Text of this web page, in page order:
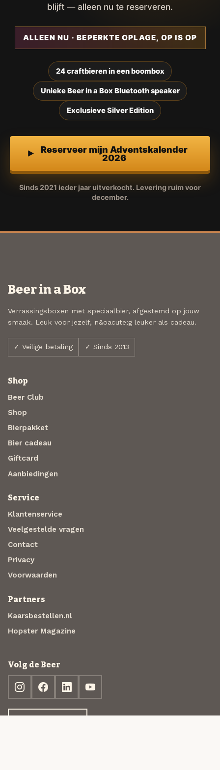
blijft — alleen nu te reserveren.
ALLEEN NU · BEPERKTE OPLAGE, OP IS OP
24 craftbieren in een boombox
Unieke Beer in a Box Bluetooth speaker
Exclusieve Silver Edition
Reserveer mijn Adventskalender
2026
Sinds 2021 ieder jaar uitverkocht. Levering ruim voor
december.
Beer in a Box
Verrassingsboxen met speciaalbier, afgestemd op jouw
smaak. Leuk voor jezelf, n&oacute;g leuker als cadeau.
✓ Veilige betaling ✓ Sinds 2013
Shop
Beer Club
Shop
Bierpakket
Bier cadeau
Giftcard
Aanbiedingen
Service
Klantenservice
Veelgestelde vragen
Contact
Privacy
Voorwaarden
Partners
Kaarsbestellen.nl
Hopster Magazine
Volg de Beer